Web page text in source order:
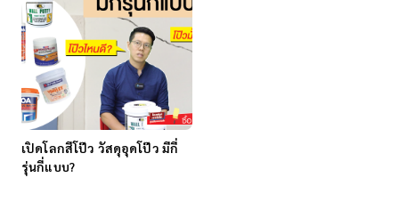
เปิดโลกสีโป๊ว วัสดุอุดโป๊ว มีกี่
รุ่นกี่แบบ?